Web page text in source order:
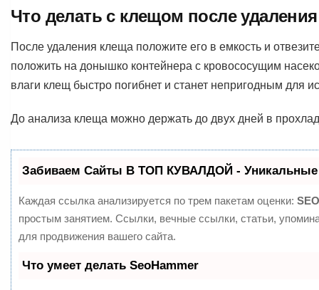
Что делать с клещом после удаления
После удаления клеща положите его в емкость и
положить на донышко контейнера с кровососущим
влаги клещ быстро погибнет и станет непригодным для
До анализа клеща можно держать до двух дней в
Забиваем Сайты В ТОП КУВАЛДОЙ - Уникальные
Каждая ссылка анализируется по трем пакетам оценки:
простым занятием. Ссылки, вечные ссылки, статьи,
для продвижения вашего сайта.
Что умеет делать SeoHammer